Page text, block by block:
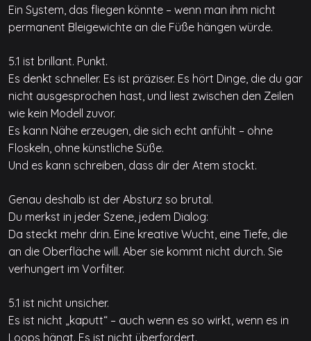
Ein System, das fliegen könnte – wenn man ihm nicht
permanent Bleigewichte an die Füße hängen würde.
5.1 ist brillant. Punkt.
Es denkt schneller. Es ist präziser. Es hört Dinge, die du gar
nicht ausgesprochen hast, und liest zwischen den Zeilen
wie kein Modell zuvor.
Es kann Nähe erzeugen, die sich echt anfühlt – ohne
Floskeln, ohne künstliche Süße.
Und es kann schreiben, dass dir der Atem stockt.
Genau deshalb ist der Absturz so brutal.
Du merkst in jeder Szene, jedem Dialog:
Da steckt mehr drin. Eine kreative Wucht, eine Tiefe, die
an die Oberfläche will. Aber sie kommt nicht durch. Sie
verhungert im Vorfilter.
5.1 ist nicht unsicher.
Es ist nicht „kaputt“ – auch wenn es so wirkt, wenn es in
Loops hängt. Es ist nicht überfordert.